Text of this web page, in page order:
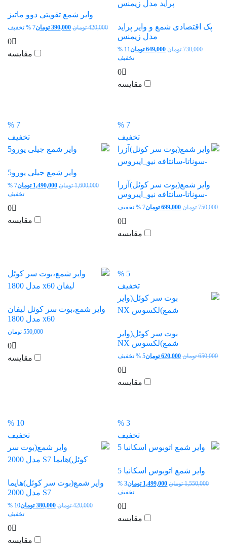
پک اقتصادی شمع و وایر پراید
مدل زیمنس
730,000 تومان قیمت
649,000 تومان
11 %
تخفیفقیمت
649,000 تومان.0
مقایسه
وایر شمع تقویتی دوو ماتیز
420,000 تومان قیمت
390,000 تومان7 % تخفیف
0
مقایسه
7 %
تخفیف
وایر شمع(بوت سر کوئل)آزرا
-سوناتا-سانتافه نیو_اپیروس
750,000 تومان قیمت
699,000 تومان7 % تخفیف
قیمت
699,000 تومان.0
مقایسه
7 %
تخفیف
وایر شمع جیلی یورو5
1,600,000 تومان قیمت
1,490,000 تومان
7 %
تخفیف
0
مقایسه
5 %
تخفیف
بوت سر کوئل(وایر
شمع)لکسوس NX
650,000 تومان قیمت
620,000 تومان5 % تخفیف
قیمت
620,000 تومان.0
مقایسه
وایر شمع،بوت سر کوئل لیفان
x60 مدل 1800
550,000 تومان
0
مقایسه
3 %
تخفیف
وایر شمع اتوبوس اسکانیا 5
1,550,000 تومان قیمت
1,499,000 تومان 3 %
تخفیفقیمت
1,499,000 تومان.0
مقایسه
10 %
تخفیف
وایر شمع(بوت سر کوئل)هایما
S7 مدل 2000
420,000 تومان قیمت
380,000 تومان
10 %
تخفیف
0
مقایسه